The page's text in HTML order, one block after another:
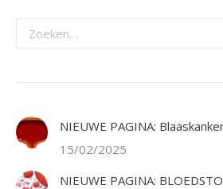
Zoeken:
NIEUWE PAGINA:
15/02/2025
NIEUWE PAGINA: